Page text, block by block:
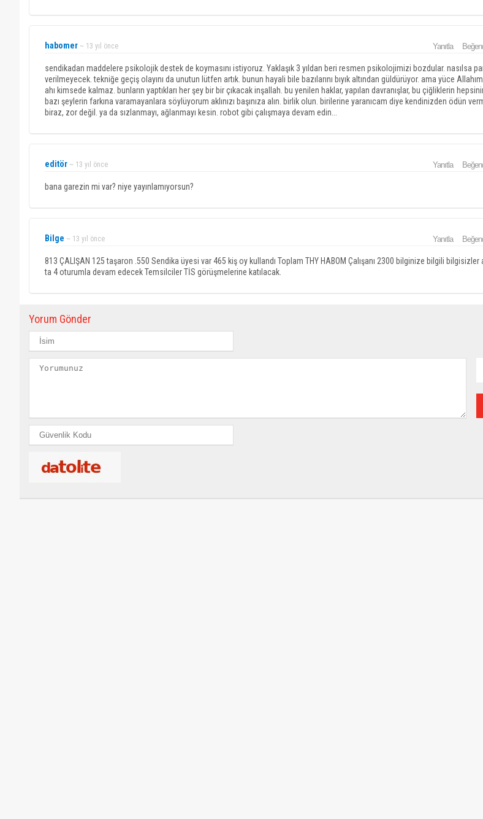
habomer ~ 13 yıl önce Yanıtla
sendikadan maddelere psikolojik destek de koymasını istiyoruz. Yaklaşık 3 yıldan beri resmen psikolojimizi bozdular. nasılsa
verilmeyecek. tekniğe geçiş olayını da unutun lütfen artık. bunun hayali bile bazılarını bıyık altından güldürüyor. ama yüce
ahı kimsede kalmaz. bunların yaptıkları her şey bir bir çıkacak inşallah. bu yenilen haklar, yapılan davranışlar, bu çiğliklerin
bazı şeylerin farkına varamayanlara söylüyorum aklınızı başınıza alın. birlik olun. birilerine yaranıcam diye kendinizden ödün
biraz, zor değil. ya da sızlanmayı, ağlanmayı kesin. robot gibi çalışmaya devam edin...
editör ~ 13 yıl önce Yanıtla
bana garezin mi var? niye yayınlamıyorsun?
Bilge ~ 13 yıl önce Yanıtla
813 ÇALIŞAN 125 taşaron .550 Sendika üyesi var 465 kiş oy kullandı Toplam THY HABOM Çalışanı 2300 bilginize bilgili bilgisizler
ta 4 oturumla devam edecek Temsilciler TİS görüşmelerine katılacak.
Yorum Gönder